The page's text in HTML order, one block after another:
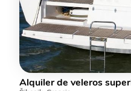
Alquiler de veleros